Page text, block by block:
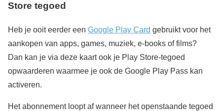
Store tegoed
Heb je ooit eerder een Google Play Card gebruikt voor het
aankopen van apps, games, muziek, e-books of films?
Dan kan je via deze kaart ook je Play Store-tegoed
opwaarderen waarmee je ook de Google Play Pass kan
activeren.
Het abonnement loopt af wanneer het openstaande tegoed